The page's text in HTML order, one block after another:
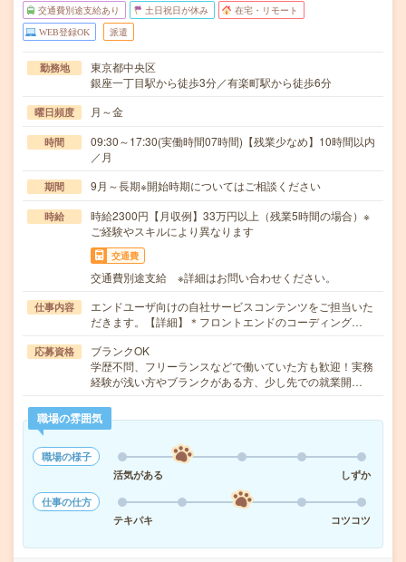
交通費別途支給あり 土日祝日が休み 在宅・リモート
WEB登録OK 派遣
勤務地
東京都中央区
銀座一丁目駅から徒歩3分／有楽町駅から徒歩6分
曜日頻度 月～金
時間
09:30～17:30(実働時間07時間)【残業少なめ】10時間以内
／月
期間 9月～長期※開始時期についてはご相談ください
時給
時給2300円【月収例】33万円以上（残業5時間の場合）※
ご経験やスキルにより異なります
交通費
交通費別途支給 ※詳細はお問い合わせください。
仕事内容
エンドユーザ向けの自社サービスコンテンツをご担当いた
だきます。【詳細】＊フロントエンドのコーディング…
応募資格
ブランクOK
学歴不問、フリーランスなどで働いていた方も歓迎！実務
経験が浅い方やブランクがある方、少し先での就業開…
職場の雰囲気
職場の様子
活気がある
しずか
仕事の仕方
テキパキ
コツコツ